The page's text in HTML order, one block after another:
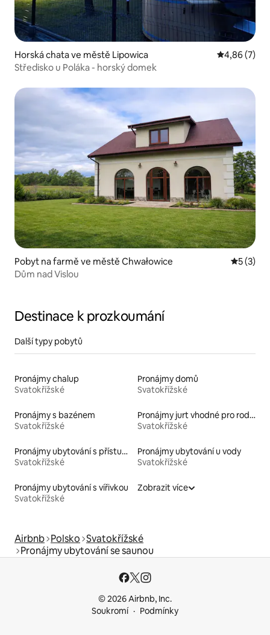
Horská chata ve městě Lipowica Průměrné
4,86 (7)
Středisko u Poláka - horský domek
Pobyt na farmě ve městě Chwałowice
5 (3)
Dům nad Vislou
Destinace k prozkoumání
Další typy pobytů
Pronájmy chalup
Svatokřížské
Pronájmy domů
Svatokřížské
Pronájmy s bazénem
Svatokřížské
Pronájmy jurt vhodné pro rodiny s dětmi
Svatokřížské
Pronájmy ubytování s přístupem k jezeru
Svatokřížské
Pronájmy ubytování u vody
Svatokřížské
Pronájmy ubytování s vířivkou
Svatokřížské
Zobrazit více
Airbnb Polsko Svatokřížské
Pronájmy ubytování se saunou
© 2026 Airbnb, Inc.
Soukromí
Podmínky